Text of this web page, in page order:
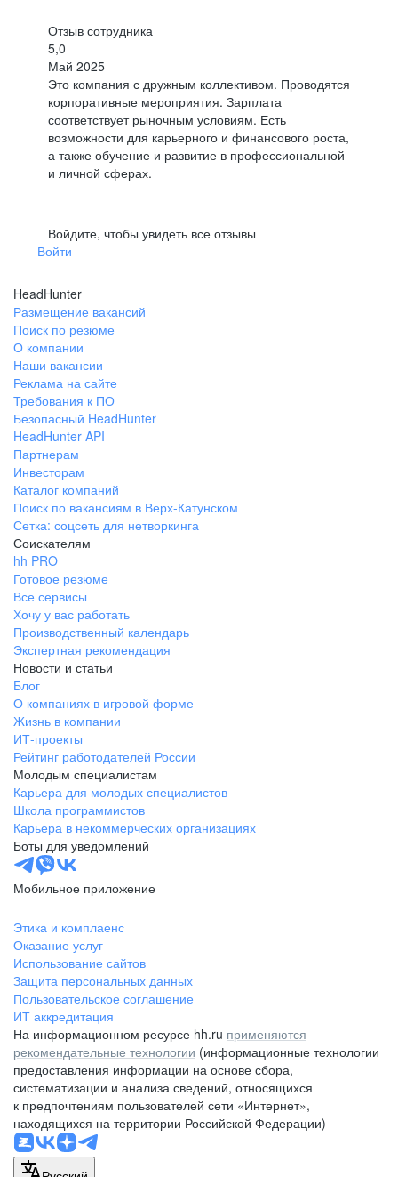
Отзыв сотрудника
5,0
Май 2025
Это компания с дружным коллективом. Проводятся
корпоративные мероприятия. Зарплата
соответствует рыночным условиям. Есть
возможности для карьерного и финансового роста,
а также обучение и развитие в профессиональной
и личной сферах.
Войдите, чтобы увидеть все отзывы
Войти
HeadHunter
Размещение вакансий
Поиск по резюме
О компании
Наши вакансии
Реклама на сайте
Требования к ПО
Безопасный HeadHunter
HeadHunter API
Партнерам
Инвесторам
Каталог компаний
Поиск по вакансиям в Верх-Катунском
Сетка: соцсеть для нетворкинга
Соискателям
hh PRO
Готовое резюме
Все сервисы
Хочу у вас работать
Производственный календарь
Экспертная рекомендация
Новости и статьи
Блог
О компаниях в игровой форме
Жизнь в компании
ИТ-проекты
Рейтинг работодателей России
Молодым специалистам
Карьера для молодых специалистов
Школа программистов
Карьера в некоммерческих организациях
Боты для уведомлений
Мобильное приложение
Этика и комплаенс
Оказание услуг
Использование сайтов
Защита персональных данных
Пользовательское соглашение
ИТ аккредитация
На информационном ресурсе hh.ru применяются
рекомендательные технологии (информационные технологии
предоставления информации на основе сбора,
систематизации и анализа сведений, относящихся
к предпочтениям пользователей сети «Интернет»,
находящихся на территории Российской Федерации)